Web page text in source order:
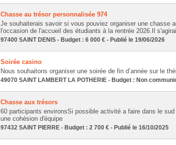
Chasse au trésor personnalisée 974
Je souhaiterais savoir si vous pouviez organiser une chasse
l'occasion de l'accueil des étudiants à la rentrée 2026.Il
97400 SAINT DENIS - Budget : 6 000 € - Publié le 19/06/2026
Soirée casino
Nous souhaitons organiser une soirée de fin d’année sur le
49070 SAINT LAMBERT LA POTHERIE - Budget : Non
Chasse aux trésors
60 participants environsSi possible activité a faire dans le
une cohésion d'équipe
97432 SAINT PIERRE - Budget : 2 700 € - Publié le 16/10/2025